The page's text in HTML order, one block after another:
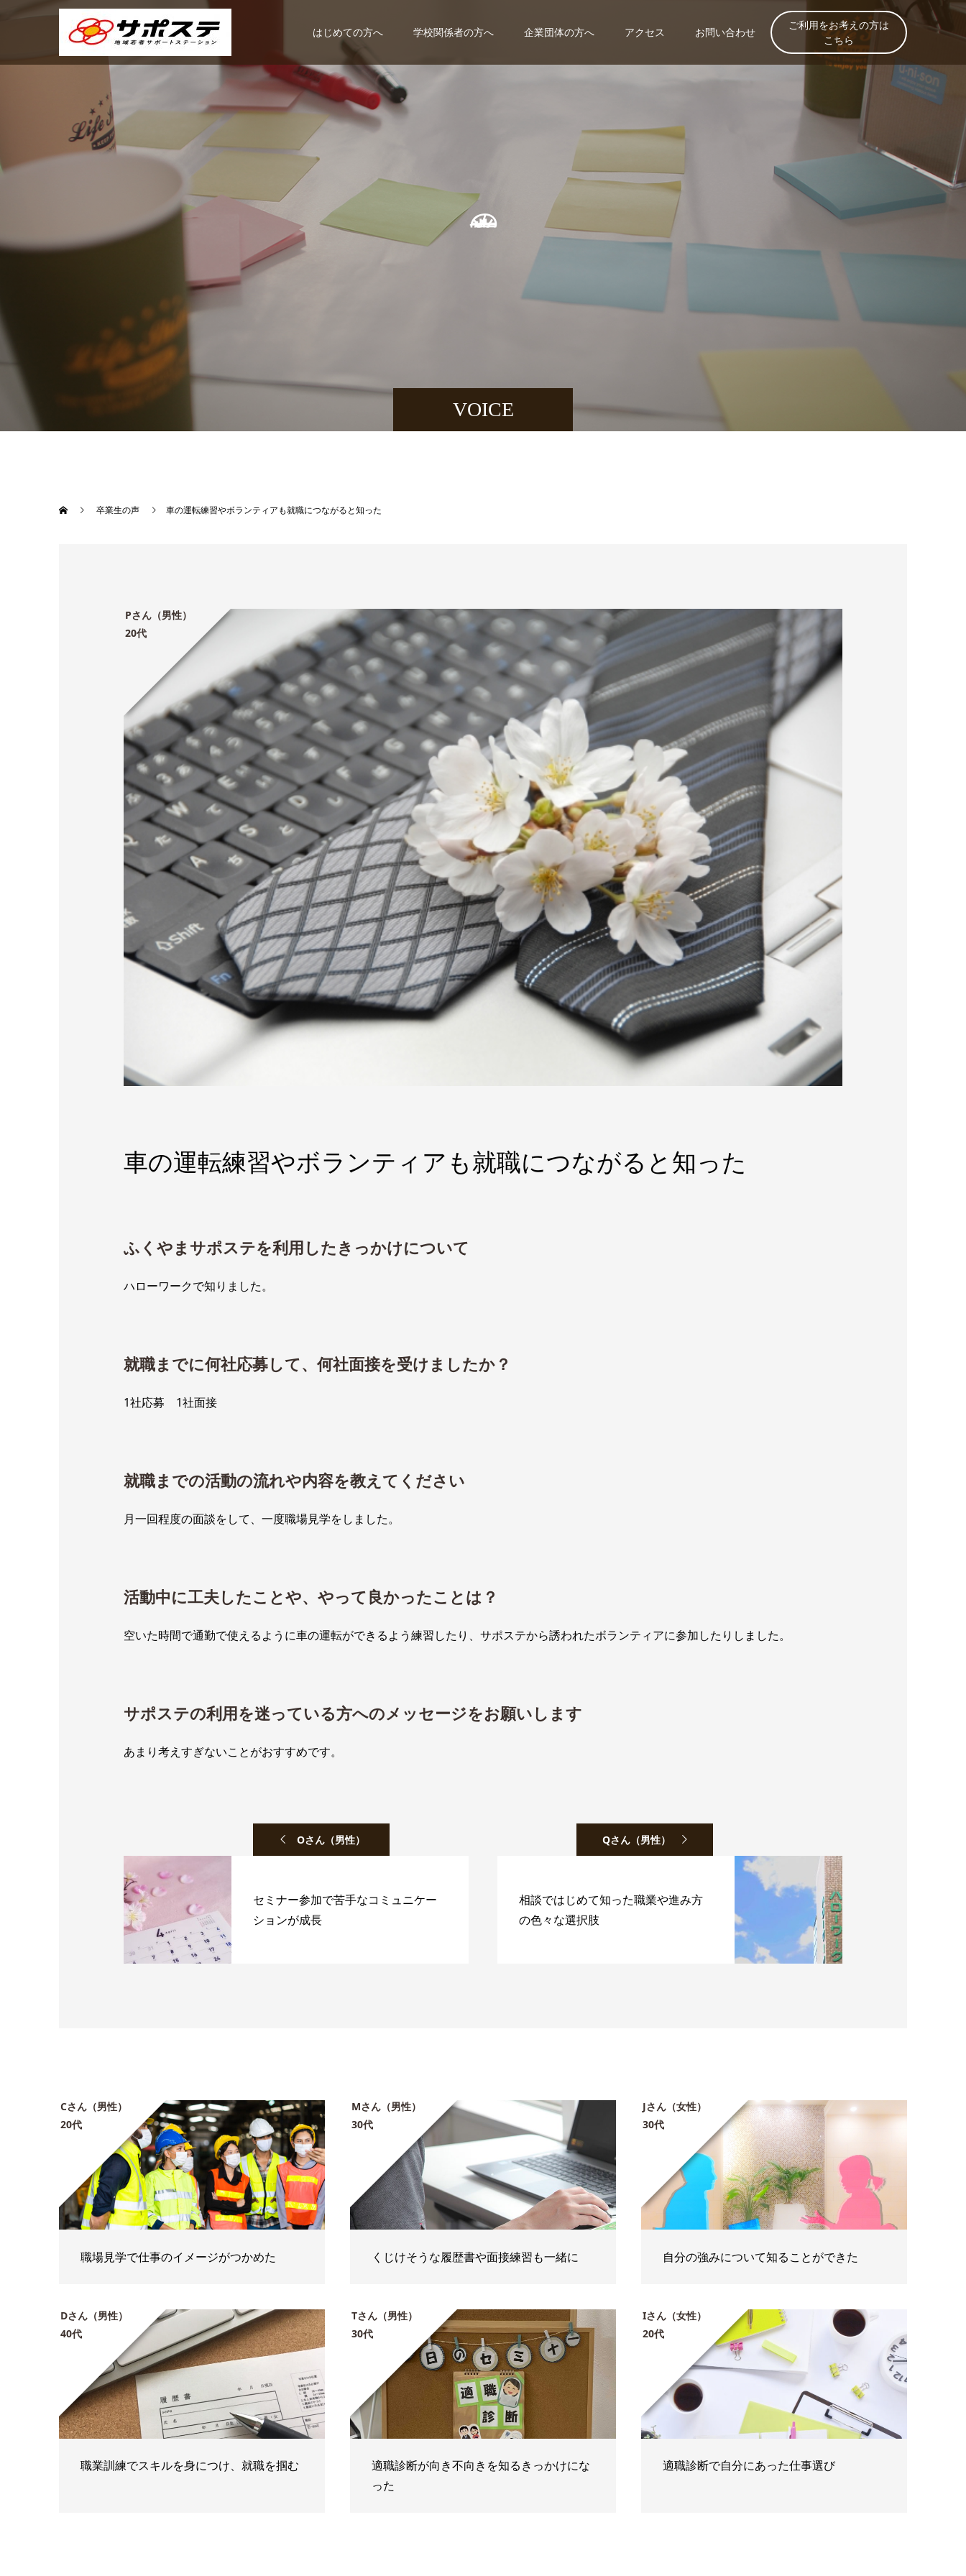
はじめての方へ 学校関係者の方へ 企業団体の方へ アクセス お問い合わせ
ご利用をお考えの方は
こちら
VOICE
の
卒業生の声 車の運転練習やボランティアも就職につながると知った
Pさん（男性）
20代
車の運転練習やボランティアも就職につながると知った
ふくやまサポステを利用したきっかけについて
ハローワークで知りました。
就職までに何社応募して、何社面接を受けましたか？
1社応募 1社面接
就職までの活動の流れや内容を教えてください
月一回程度の面談をして、一度職場見学をしました。
活動中に工夫したことや、やって良かったことは？
空いた時間で通勤で使えるように車の運転ができるよう練習したり、サポステから誘われたボランティアに参加したりしました。
サポステの利用を迷っている方へのメッセージをお願いします
あまり考えすぎないことがおすすめです。
Oさん（男性）
セミナー参加で苦手なコミュニケー
ションが成長
Qさん（男性）
相談ではじめて知った職業や進み方
の色々な選択肢
Cさん（男性）
20代
職場見学で仕事のイメージがつかめた
Mさん（男性）
30代
くじけそうな履歴書や面接練習も一緒に
Jさん（女性）
30代
自分の強みについて知ることができた
Dさん（男性）
40代
職業訓練でスキルを身につけ、就職を掴む
Tさん（男性）
30代
適職診断が向き不向きを知るきっかけにな
った
Iさん（女性）
20代
適職診断で自分にあった仕事選び